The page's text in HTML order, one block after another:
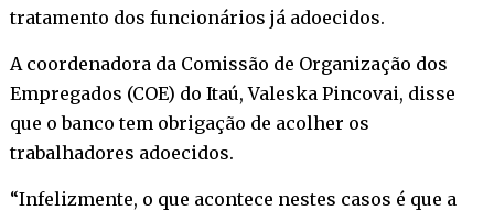
tratamento dos funcionários já adoecidos.
A coordenadora da Comissão de Organização dos
Empregados (COE) do Itaú, Valeska Pincovai, disse
que o banco tem obrigação de acolher os
trabalhadores adoecidos.
“Infelizmente, o que acontece nestes casos é que a